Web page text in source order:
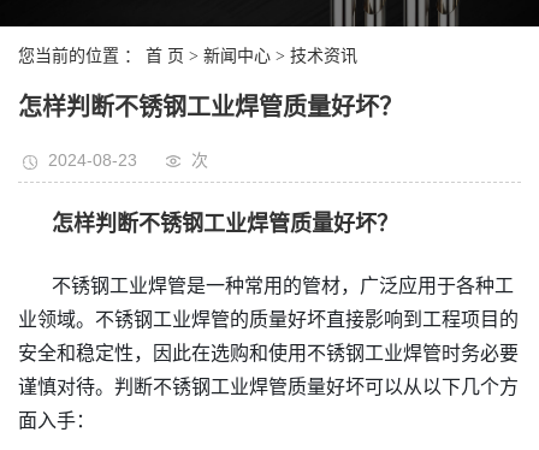
您当前的位置 ： 首 页 > 新闻中心 > 技术资讯
怎样判断不锈钢工业焊管质量好坏？
2024-08-23 次
怎样判断不锈钢工业焊管质量好坏？
不锈钢工业焊管是一种常用的管材，广泛应用于各种工
业领域。不锈钢工业焊管的质量好坏直接影响到工程项目的
安全和稳定性，因此在选购和使用不锈钢工业焊管时务必要
谨慎对待。判断不锈钢工业焊管质量好坏可以从以下几个方
面入手：